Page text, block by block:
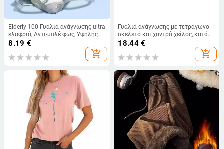
Elderly 100 Γυαλιά ανάγνωσης ultra
ελαφριά, Αντι-μπλέ φως, Υψηλής
ευκρίνειας, Unisex, Μοντέλο 695
8.19 €
add_shopping_cart
Γυαλιά ανάγνωσης με τετράγωνο
σκελετό και χοντρό χείλος, κατά
του μπλε φωτός και της κόπωσης,
νέα διασυνοριακά γυαλιά μεγάλου
σκελετού, συνηθισμένα γυαλιά
18.44€
add_shopping_cart